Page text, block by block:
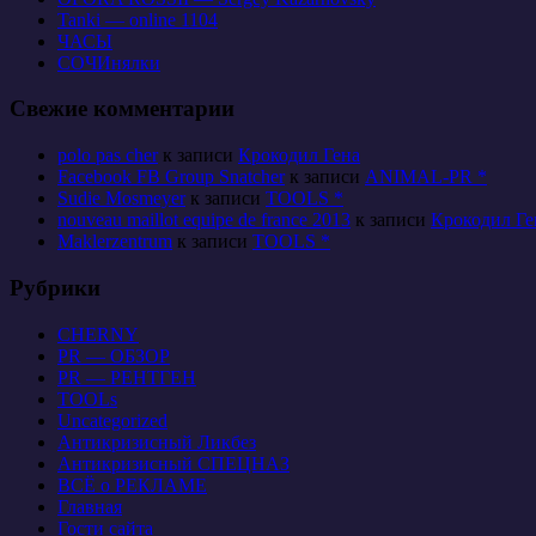
Tanki — online 1104
ЧАСЫ
СОЧИнялки
Свежие комментарии
polo pas cherк записи Крокодил Гена
Facebook FB Group Snatcherк записи ANIMAL-PR *
Sudie Mosmeyerк записи TOOLS *
nouveau maillot equipe de france 2013 к записи Крокодил
Maklerzentrum к записи TOOLS *
Рубрики
CHERNY
PR — ОБЗОР
PR — РЕНТГЕН
TOOLs
Uncategorized
Антикризисный Ликбез
Антикризисный СПЕЦНАЗ
ВСЁ о РЕКЛАМЕ
Главная
Гости сайта